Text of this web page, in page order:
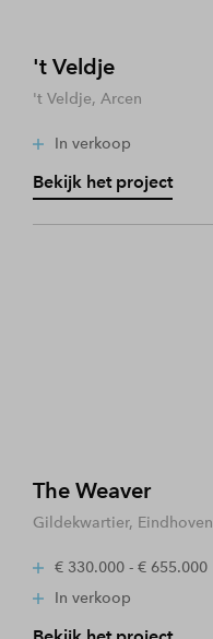
't Veldje
't Veldje, Arcen
In verkoop
Bekijk het project
The Weaver
Gildekwartier, Eindhoven
€ 330.000 - € 655.000
In verkoop